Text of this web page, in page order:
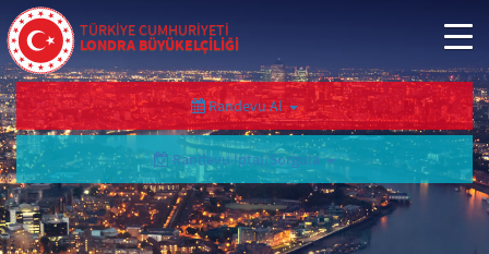
TÜRKİYE CUMHURİYETİ
LONDRA BÜYÜKELÇİLİĞİ
Randevu Al
Randevu İptal/Sorgula